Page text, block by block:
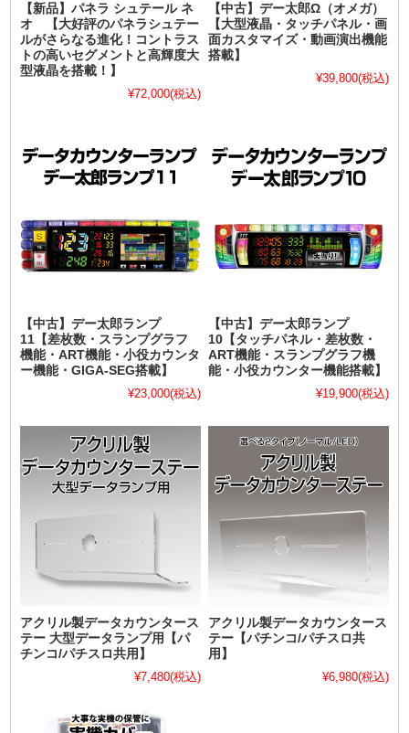
【新品】パネラ シュテール ネ
オ 【大好評のパネラシュテー
ルがさらなる進化！コントラス
トの高いセグメントと高輝度大
型液晶を搭載！】
¥72,000(税込)
【中古】デー太郎Ω（オメガ）
【大型液晶・タッチパネル・画
面カスタマイズ・動画演出機能
搭載】
¥39,800(税込)
【中古】デー太郎ランプ
11【差枚数・スランプグラフ
機能・ART機能・小役カウンタ
ー機能・GIGA-SEG搭載】
¥23,000(税込)
【中古】デー太郎ランプ
10【タッチパネル・差枚数・
ART機能・スランプグラフ機
能・小役カウンター機能搭載】
¥19,900(税込)
アクリル製データカウンタース
テー 大型データランプ用【パ
チンコ/パチスロ共用】
¥7,480(税込)
アクリル製データカウンタース
テー【パチンコ/パチスロ共
用】
¥6,980(税込)